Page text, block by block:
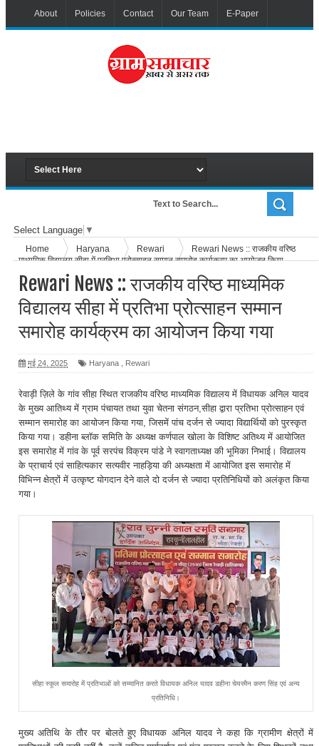
About Policies Contact Our Team E-Paper
Select Language ▼
Home Haryana Rewari
Rewari News :: राजकीय वरिष्ठ
माध्यमिक विद्यालय सीहा में प्रतिभा प्रोत्साहन सम्मान समारोह कार्यक्रम का आयोजन किया
Rewari News :: राजकीय वरिष्ठ माध्यमिक
विद्यालय सीहा में प्रतिभा प्रोत्साहन सम्मान
समारोह कार्यक्रम का आयोजन किया गया
मई 24, 2025 Haryana Rewari
रेवाड़ी ज़िले के गांव सीहा स्थित राजकीय वरिष्ठ माध्यमिक विद्यालय में विधायक अनिल यादव
के मुख्य आतिथ्य में ग्राम पंचायत तथा युवा चेतना संगठन,सीहा द्वारा प्रतिभा प्रोत्साहन एवं
सम्मान समारोह का आयोजन किया गया, जिसमें पांच दर्जन से ज्यादा विद्यार्थियों को पुरस्कृत
किया गया। डहीना ब्लॉक समिति के अध्यक्ष कर्णपाल खोला के विशिष्ट अतिथ्य में आयोजित
इस समारोह में गांव के पूर्व सरपंच विक्रम पांडे ने स्वागताध्यक्ष की भूमिका निभाई। विद्यालय
के प्राचार्य एवं साहित्यकार सत्यवीर नाहड़िया की अध्यक्षता में आयोजित इस समारोह में
विभिन्न क्षेत्रों में उत्कृष्ट योगदान देने वाले दो दर्जन से ज्यादा प्रतिनिधियों को अलंकृत किया
गया।
सीहा स्कूल समारोह में प्रतिभाओं को सम्मानित करते विधायक अनिल यादव डहीना चेयरमैन करण सिंह एवं अन्य
प्रतिनिधि।
मुख्य अतिथि के तौर पर बोलते हुए विधायक अनिल यादव ने कहा कि ग्रामीण क्षेत्रों में